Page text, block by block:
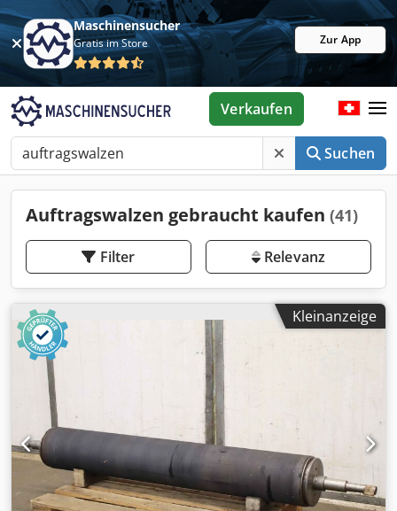
Maschinensucher
Gratis im Store Zur App
Suchen
Verkaufen
Auftragswalzen gebraucht kaufen (41)
Filter Relevanz
Kleinanzeige